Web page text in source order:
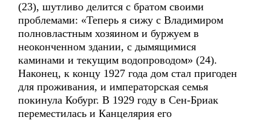
(23), шутливо делится с братом своими
проблемами: «Теперь я сижу с Владимиром
полновластным хозяином и буржуем в
неоконченном здании, с дымящимися
каминами и текущим водопроводом» (24).
Наконец, к концу 1927 года дом стал пригоден
для проживания, и императорская семья
покинула Кобург. В 1929 году в Сен-Бриак
переместилась и Канцелярия его